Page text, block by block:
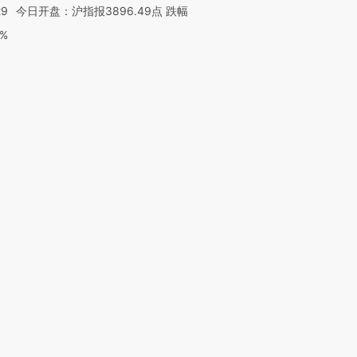
今日开盘：沪指报3896.49点 跌幅